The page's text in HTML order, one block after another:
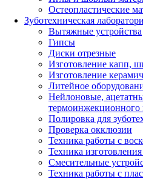
Остеопластические
Зуботехническая
Вытяжные устройства
Гипсы
Диски отрезные
Изготовление капп,
Изготовление
Литейное
Нейлоновые,
термоинжекционного
Полировка для
Проверка окклюзии
Техника работы с
Техника
Смесительные
Техника работы с